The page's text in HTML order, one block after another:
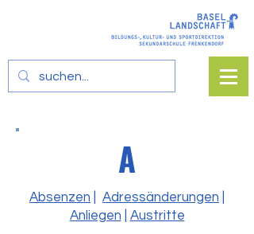
A
Absenzen Adressänderungen
Anliegen
Austritte